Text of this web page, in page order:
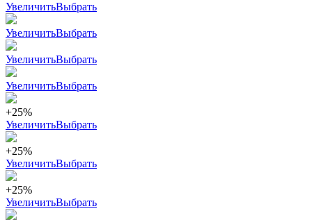
УвеличитьВыбрать
УвеличитьВыбрать
УвеличитьВыбрать
УвеличитьВыбрать
+25%
УвеличитьВыбрать
+25%
УвеличитьВыбрать
+25%
УвеличитьВыбрать